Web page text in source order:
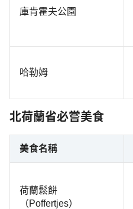
庫肯霍夫公園
哈勒姆
北荷蘭省必嘗美食
美食名稱
荷蘭鬆餅
（Poffertjes）